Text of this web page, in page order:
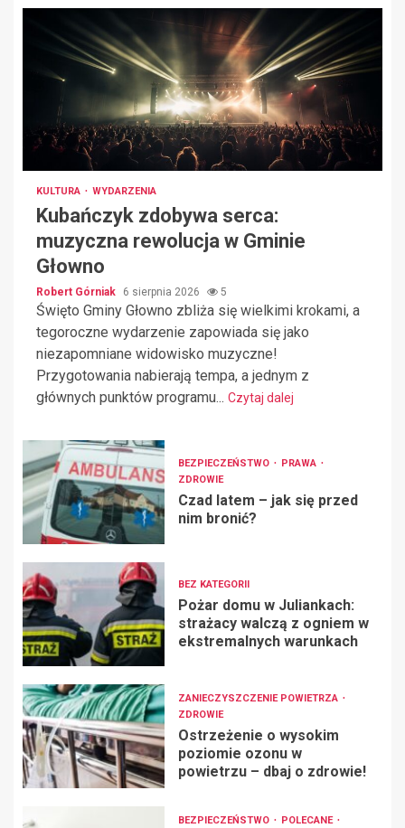
KULTURA WYDARZENIA
Kubańczyk zdobywa serca:
muzyczna rewolucja w Gminie
Głowno
Robert Górniak 6 sierpnia 2026 5
Święto Gminy Głowno zbliża się wielkimi krokami, a
tegoroczne wydarzenie zapowiada się jako
niezapomniane widowisko muzyczne!
Przygotowania nabierają tempa, a jednym z
głównych punktów programu... Czytaj dalej
BEZPIECZEŃSTWO
PRAWA
ZDROWIE
Czad latem – jak się przed
nim bronić?
BEZ KATEGORII
Pożar domu w Juliankach:
strażacy walczą z ogniem w
ekstremalnych warunkach
ZANIECZYSZCZENIE POWIETRZA
ZDROWIE
Ostrzeżenie o wysokim
poziomie ozonu w
powietrzu – dbaj o zdrowie!
BEZPIECZEŃSTWO POLECANE